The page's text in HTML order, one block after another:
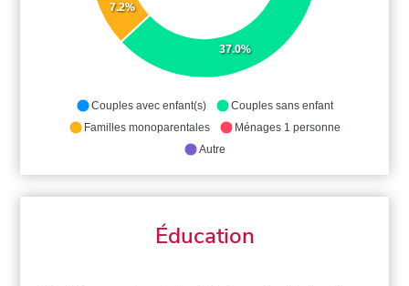
37.0%
7.2%
Couples avec enfant(s)
Couples sans enfant
Familles monoparentales
Ménages 1 personne
Autre
Éducation